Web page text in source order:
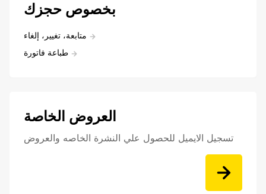
بخصوص حجزك
متابعة، تغيير، إلغاء
طباعة فاتورة
العروض الخاصة
تسجيل الايميل للحصول علي النشرة الخاصه والعروض